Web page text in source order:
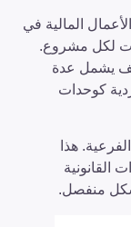
المالية في
لكل مشروع.
يشمل عدة
كوحدات
هذا
القانونية
منفصل.